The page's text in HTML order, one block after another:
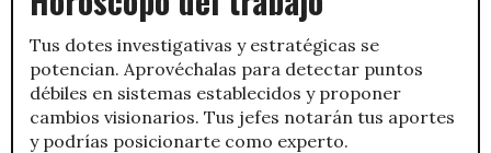
Tus dotes investigativas y estratégicas se
potencian. Aprovéchalas para detectar puntos
débiles en sistemas establecidos y proponer
cambios visionarios. Tus jefes notarán tus aportes
y podrías posicionarte como experto.